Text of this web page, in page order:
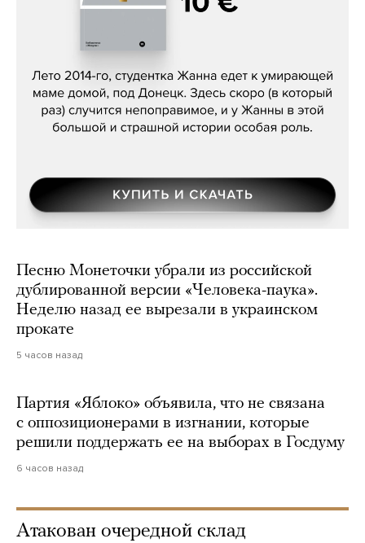
Сергей Лебедев, «Белая дама»
Песню Монеточки убрали из российской
дублированной версии «Человека-паука».
Неделю назад ее вырезали в украинском
прокате
5 часов назад
Партия «Яблоко» объявила, что не связана
с оппозиционерами в изгнании, которые
решили поддержать ее на выборах в Госдуму
6 часов назад
Атакован очередной склад